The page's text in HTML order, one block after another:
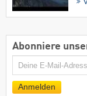
Abonniere
E-
Anmelden